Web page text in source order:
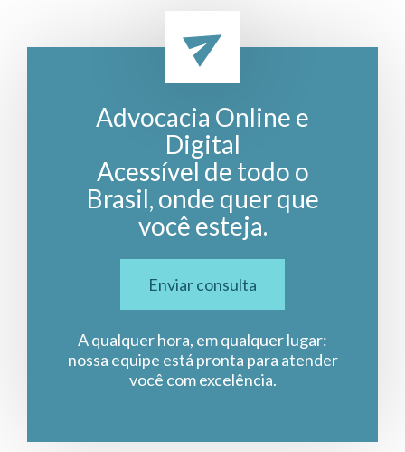
Advocacia Online e
Digital
Acessível de todo o
Brasil, onde quer que
você esteja.
Enviar consulta
A qualquer hora, em qualquer lugar:
nossa equipe está pronta para atender
você com excelência.